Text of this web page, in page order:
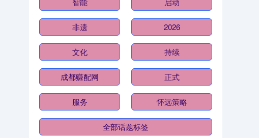
非遗 2026
文化 持续
成都赚配网 正式
服务 怀远策略
全部话题标签